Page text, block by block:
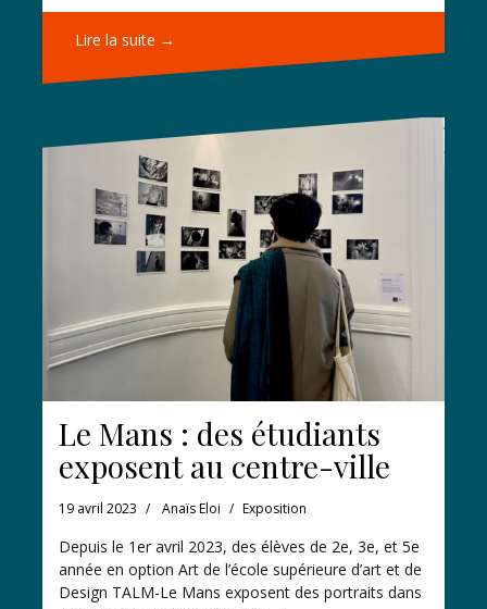
Lire la suite →
Le Mans : des étudiants
exposent au centre-ville
19 avril 2023 Anaïs Eloi Exposition
Depuis le 1er avril 2023, des élèves de 2e, 3e, et 5e
année en option Art de l’école supérieure d’art et de
Design TALM-Le Mans exposent des portraits dans